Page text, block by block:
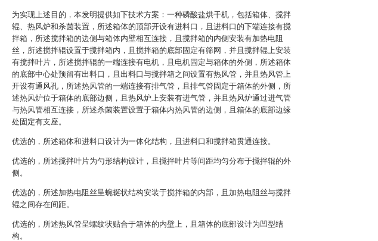
为实现上述目的，本发明提供如下技术方案：一种磷酸盐烘干机，包括箱体、搅拌
辊、热风炉和杀菌装置，所述箱体的顶部开设有进料口，且进料口的下端连接有搅
拌箱，所述搅拌箱的边侧与箱体内壁相互连接，且搅拌箱的内侧安装有加热电阻
丝，所述搅拌辊设置于搅拌箱内，且搅拌箱的底部固定有筛网，并且搅拌辊上安装
有搅拌叶片，所述搅拌辊的一端连接有电机，且电机固定与箱体的外侧，所述箱体
的底部中心处预留有出料口，且出料口与搅拌箱之间设置有热风管，并且热风管上
开设有通风孔，所述热风管的一端连接有排气管，且排气管固定于箱体的外侧，所
述热风炉位于箱体的底部边侧，且热风炉上安装有进气管，并且热风炉通过进气管
与热风管相互连接，所述杀菌装置设置于箱体内热风管的边侧，且箱体的底部边缘
处固定有支座。
优选的，所述箱体和进料口设计为一体化结构，且进料口和搅拌箱贯通连接。
优选的，所述搅拌叶片为勺形结构设计，且搅拌叶片等间距均匀分布于搅拌辊的外
侧。
优选的，所述加热电阻丝呈蜿蜒状结构安装于搅拌箱的内部，且加热电阻丝与搅拌
辊之间存在间距。
优选的，所述热风管呈螺纹状贴合于箱体的内壁上，且箱体的底部设计为凹型结
构。